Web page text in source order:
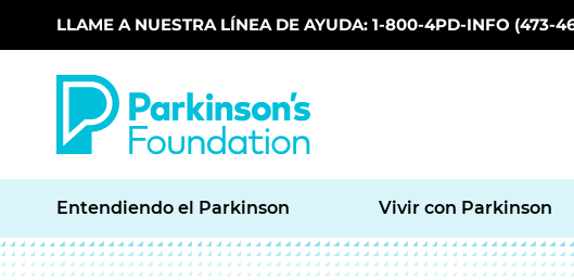
Skip to main content
LLAME A NUESTRA LÍNEA DE AYUDA: 1-800-4PD-INFO (473-
Entendiendo el Parkinson Vivir con Parkinson